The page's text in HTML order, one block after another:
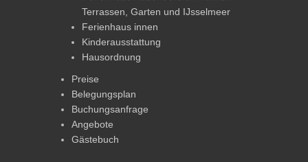
Terrassen, Garten und IJsselmeer
Ferienhaus innen
Kinderausstattung
Hausordnung
Preise
Belegungsplan
Buchungsanfrage
Angebote
Gästebuch